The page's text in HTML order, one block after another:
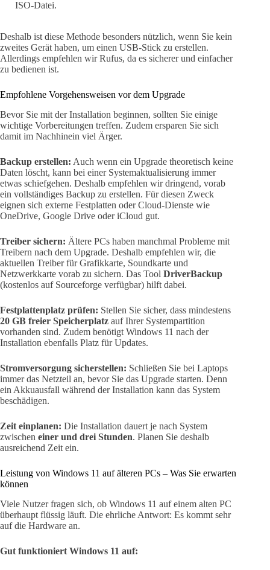
ISO-Datei.
Deshalb ist diese Methode besonders nützlich, wenn Sie kein
zweites Gerät haben, um einen USB-Stick zu erstellen.
Allerdings empfehlen wir Rufus, da es sicherer und einfacher
zu bedienen ist.
Empfohlene Vorgehensweisen vor dem Upgrade
Bevor Sie mit der Installation beginnen, sollten Sie einige
wichtige Vorbereitungen treffen. Zudem ersparen Sie sich
damit im Nachhinein viel Ärger.
Backup erstellen: Auch wenn ein Upgrade theoretisch keine
Daten löscht, kann bei einer Systemaktualisierung immer
etwas schiefgehen. Deshalb empfehlen wir dringend, vorab
ein vollständiges Backup zu erstellen. Für diesen Zweck
eignen sich externe Festplatten oder Cloud-Dienste wie
OneDrive, Google Drive oder iCloud gut.
Treiber sichern: Ältere PCs haben manchmal Probleme mit
Treibern nach dem Upgrade. Deshalb empfehlen wir, die
aktuellen Treiber für Grafikkarte, Soundkarte und
Netzwerkkarte vorab zu sichern. Das Tool DriverBackup
(kostenlos auf Sourceforge verfügbar) hilft dabei.
Festplattenplatz prüfen: Stellen Sie sicher, dass mindestens
20 GB freier Speicherplatz auf Ihrer Systempartition
vorhanden sind. Zudem benötigt Windows 11 nach der
Installation ebenfalls Platz für Updates.
Stromversorgung sicherstellen: Schließen Sie bei Laptops
immer das Netzteil an, bevor Sie das Upgrade starten. Denn
ein Akkuausfall während der Installation kann das System
beschädigen.
Zeit einplanen: Die Installation dauert je nach System
zwischen einer und drei Stunden. Planen Sie deshalb
ausreichend Zeit ein.
Leistung von Windows 11 auf älteren PCs – Was Sie erwarten
können
Viele Nutzer fragen sich, ob Windows 11 auf einem alten PC
überhaupt flüssig läuft. Die ehrliche Antwort: Es kommt sehr
auf die Hardware an.
Gut funktioniert Windows 11 auf: